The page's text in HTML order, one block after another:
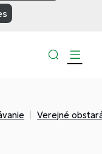
Verejné